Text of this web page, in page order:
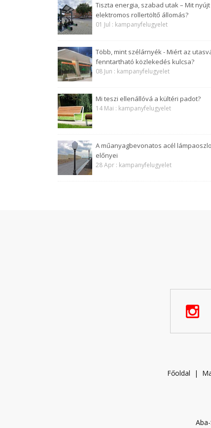
Tiszta energia, szabad utak – Mit nyújt
elektromos rollertöltő állomás?
01 Jul : kampanyfelugyelet
Több, mint szélárnyék - Miért az
fenntartható közlekedés kulcsa?
08 Jun : kampanyfelugyelet
Mi teszi ellenállóvá a kültéri padot?
14 Mai : kampanyfelugyelet
A műanyagbevonatos acél
előnyei
28 Apr : kampanyfelugyelet
Főoldal |